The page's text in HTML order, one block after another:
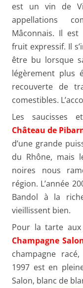
est un vin de
appellations
Mâconnais. Il
fruit expressif. Il
être bu lorsque
légèrement plus
recouverte de
comestibles.
Les saucisses
Château de
d’une grande
du Rhône, mais
noires nous
région. L’année
Bandol à la
vieillissent bien.
Pour la tarte aux
Champagne
champagne
1997 est en
Salon, blanc de